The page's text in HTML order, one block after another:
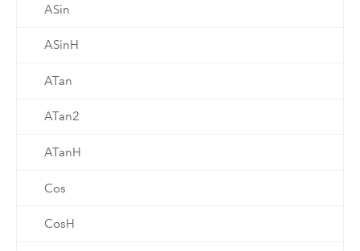
ASin
ASinH
ATan
ATan2
ATanH
Cos
CosH